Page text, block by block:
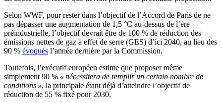
Selon WWF, pour rester dans l’objectif de l’Accord de Paris de ne
pas dépasser une augmentation de 1,5 °C au-dessus de l’ère
préindustrielle, l’objectif devrait être de 100 % de réduction des
émissions nettes de gaz à effet de serre (GES) d’ici 2040, au lieu des
90 % évoqués l’année dernière par la Commission.
Toutefois, l’exécutif européen estime que proposer même
simplement 90 % « nécessitera de remplir un certain nombre de
conditions », la principale étant déjà d’atteindre l’objectif de
réduction de 55 % fixé pour 2030.